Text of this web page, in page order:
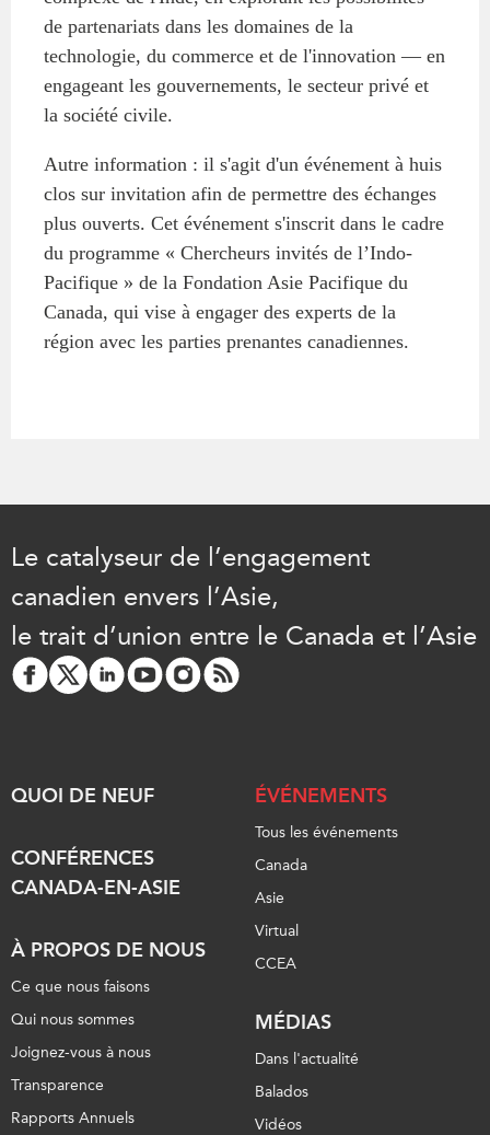
de partenariats dans les domaines de la
technologie, du commerce et de l'innovation — en
engageant les gouvernements, le secteur privé et
la société civile.
Autre information : il s'agit d'un événement à huis
clos sur invitation afin de permettre des échanges
plus ouverts. Cet événement s'inscrit dans le cadre
du programme « Chercheurs invités de l’Indo-
Pacifique » de la Fondation Asie Pacifique du
Canada, qui vise à engager des experts de la
région avec les parties prenantes canadiennes.
Le catalyseur de l’engagement
canadien envers l’Asie,
le trait d’union entre le Canada et l’Asie
QUOI DE NEUF
CONFÉRENCES
CANADA-EN-ASIE
À PROPOS DE NOUS
Ce que nous faisons
Qui nous sommes
Joignez-vous à nous
Transparence
Rapports Annuels
ÉVÉNEMENTS
Tous les événements
Canada
Asie
Virtual
CCEA
MÉDIAS
Dans l'actualité
Balados
Vidéos